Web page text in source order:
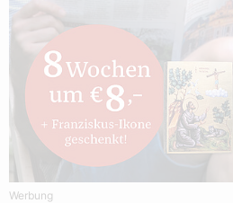
Werbung